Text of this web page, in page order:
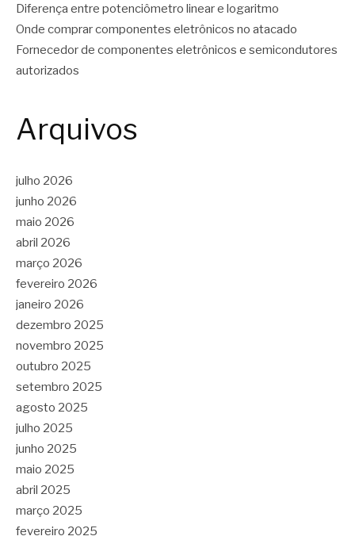
Diferença entre potenciômetro linear e logaritmo
Onde comprar componentes eletrônicos no atacado
Fornecedor de componentes eletrônicos e semicondutores
autorizados
Arquivos
julho 2026
junho 2026
maio 2026
abril 2026
março 2026
fevereiro 2026
janeiro 2026
dezembro 2025
novembro 2025
outubro 2025
setembro 2025
agosto 2025
julho 2025
junho 2025
maio 2025
abril 2025
março 2025
fevereiro 2025